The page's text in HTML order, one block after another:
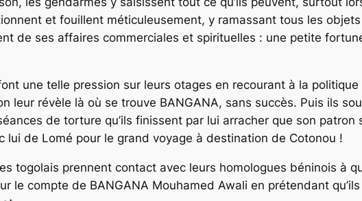
et fouillent méticuleusement, y ramassant tous les
de ses affaires commerciales et spirituelles : une petite
une telle pression sur leurs otages en recourant à la
leur révèle là où se trouve BANGANA, sans succès. Puis ils
de torture qu’ils finissent par lui arracher que son patron
lui de Lomé pour le grand voyage à destination de Cotonou !
togolais prennent contact avec leurs homologues béninois à
le compte de BANGANA Mouhamed Awali en prétendant